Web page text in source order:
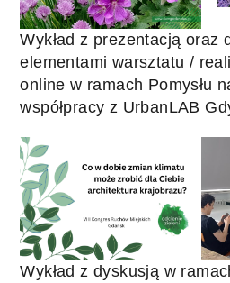
Wykład z prezentacją oraz
elementami warsztatu /
online w ramach Pomysłu
współpracy z UrbanLAB
Wykład z dyskusją w